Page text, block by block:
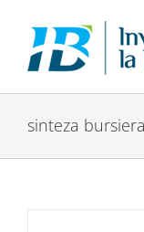
content
sinteza bursiera